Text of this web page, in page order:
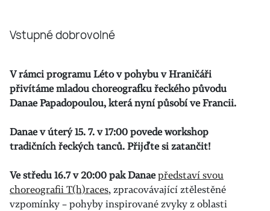
Vstupné dobrovolné
V rámci programu Léto v pohybu v Hraničáři
přivítáme mladou choreografku řeckého původu
Danae Papadopoulou, která nyní působí ve Francii.
Danae v úterý 15. 7. v 17:00 povede workshop
tradičních řeckých tanců. Přijďte si zatančit!
Ve středu 16.7 v 20:00 pak Danaepředstaví svou
choreografii T(h)races, zpracovávající ztělestěné
vzpomínky – pohyby inspirované zvyky z oblasti